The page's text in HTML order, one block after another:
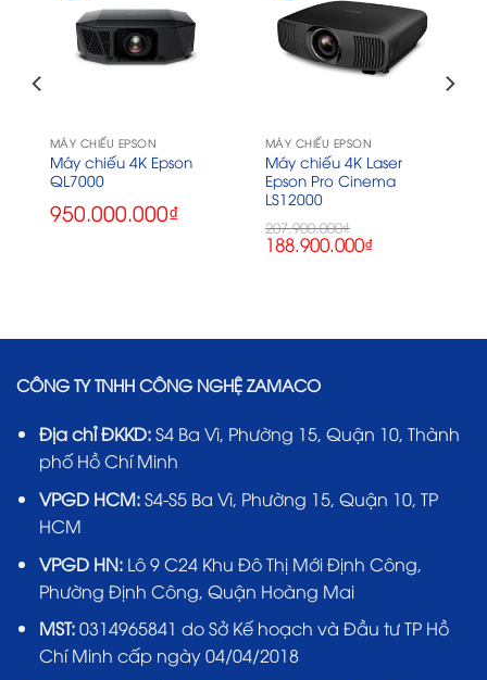
MÁY CHIẾU EPSON
Máy chiếu 4K Epson
QL7000
950.000.000₫
MÁY CHIẾU EPSON
Máy chiếu 4K Laser
Epson Pro Cinema
LS12000
207.900.000₫
Giá
gốc
188.900.000₫Giá
hiện
CÔNG TY TNHH CÔNG NGHỆ ZAMACO
Địa chỉ ĐKKD:S4 Ba Vì, Phường 15, Quận 10, Thành
phố Hồ Chí Minh
VPGD HCM:S4-S5 Ba Vì, Phường 15, Quận 10, TP
HCM
VPGD HN:Lô 9 C24 Khu Đô Thị Mới Định Công,
Phường Định Công, Quận Hoàng Mai
MST:0314965841 do Sở Kế hoạch và Đầu tư TP Hồ
Chí Minh cấp ngày 04/04/2018